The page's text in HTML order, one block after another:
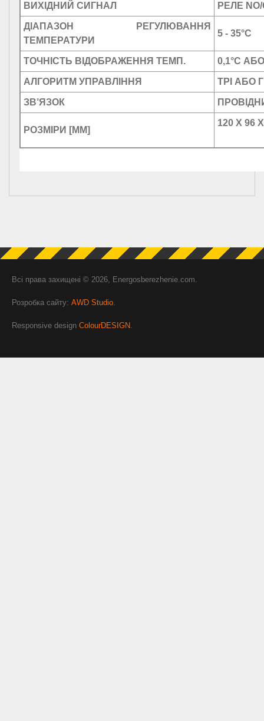
ВИХІДНИЙ СИГНАЛ РЕЛЕ NO/
ДІАПАЗОН РЕГУЛЮВАННЯ
ТЕМПЕРАТУРИ
5 - 35°C
ТОЧНІСТЬ ВІДОБРАЖЕННЯ ТЕМП. 0,1°C
АЛГОРИТМ УПРАВЛІННЯ TPI АБО
ЗВ’ЯЗОК
РОЗМІРИ [ММ]
120 X 96
Всі права захищені © 2026, Energosberezhenie.com.
Розробка сайту: AWD Studio
Responsive design ColourDESIGN